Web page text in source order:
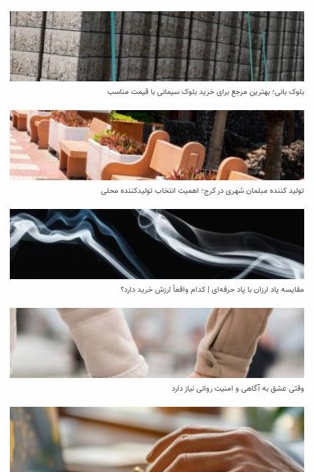
بلوک بانی؛ بهترین مرجع برای خرید بلوک سیمانی با قیمت مناسب
تولید کننده مبلمان شهری در کرج؛ اهمیت انتخاب تولیدکننده محلی
مقایسه پاد ارزان با پاد حرفه‌ای | کدام واقعاً ارزش خرید دارد؟
وقتی عشق به آگاهی و امنیت روانی نیاز دارد